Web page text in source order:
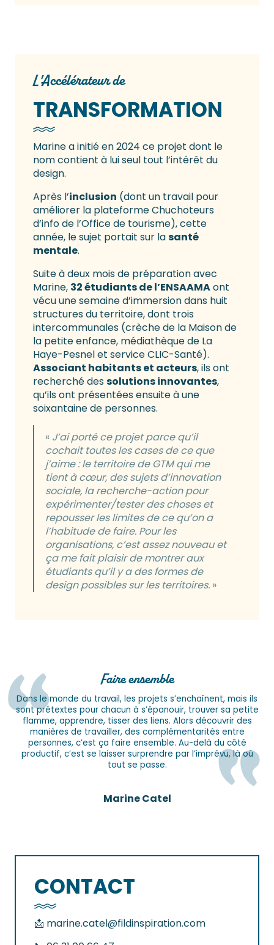
L'Accélérateur de
TRANSFORMATION
Marine a initié en 2024 ce projet dont le
nom contient à lui seul tout l’intérêt du
design.
Après l’inclusion (dont un travail pour
améliorer la plateforme Chuchoteurs
d’info de l’Office de tourisme), cette
année, le sujet portait sur lasanté
mentale.
Suite à deux mois de préparation avec
Marine, 32 étudiants de l’ENSAAMAont
vécu une semaine d’immersion dans huit
structures du territoire, dont trois
intercommunales (crèche de la Maison de
la petite enfance, médiathèque de La
Haye-Pesnel et service CLIC-Santé).
Associant habitants et acteurs, ils ont
recherché dessolutions innovantes,
qu’ils ont présentées ensuite à une
soixantaine de personnes.
« J’ai porté ce projet parce qu’il
cochait toutes les cases de ce que
j’aime : le territoire de GTM qui me
tient à cœur, des sujets d’innovation
sociale, la recherche-action pour
expérimenter/tester des choses et
repousser les limites de ce qu’on a
l’habitude de faire. Pour les
organisations, c’est assez nouveau et
ça me fait plaisir de montrer aux
étudiants qu’il y a des formes de
design possibles sur les territoires. »
Faire ensemble
Dans le monde du travail, les projets s’enchaînent, mais ils
sont prétextes pour chacun à s’épanouir, trouver sa petite
flamme, apprendre, tisser des liens. Alors découvrir des
manières de travailler, des complémentarités entre
personnes, c’est ça faire ensemble. Au-delà du côté
productif, c’est se laisser surprendre par l’imprévu, là où
tout se passe.
Marine Catel
CONTACT
📩 marine.catel@fildinspiration.com